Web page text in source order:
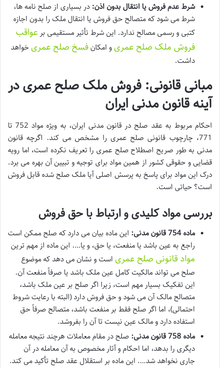
شرط عدم فروش یا انتقال بدون اذن: در بسیاری از صلح نامه ها،
شرط می شود که متصالح حق فروش یا انتقال ملک را بدون اجازه
کتبی و رسمی مصالح ندارد. این شرط تأثیر مستقیمی بر عواقب
فروش ملک صلح عمری و امکانفسخ صلح عمری خواهد
داشت.
مبانی قانونی: فروش ملک صلح عمری در
آینه قانون مدنی ایران
احکام مربوط به عقد صلح در قانون مدنی ایران، به ویژه مواد 752 تا
771، چارچوب قانونی صلح عمری را مشخص می کند. اگرچه قانون
مدنی به طور صریح اصطلاح صلح عمری را تعریف نکرده است، اما رویه
قضایی و حقوقی کشور از همین مواد برای توجیه و تبیین آن بهره می برد.
درک این مواد برای پاسخ به پرسش اصلی آیا ملک صلح شده قابل فروش
است؟ حیاتی است.
بررسی مواد کلیدی و ارتباط با حق فروش
ماده 754 قانون مدنی:
این ماده بیان می دارد که صلح ممکن است
راجع به عین باشد یا منفعت، یا حق، و یا…. این ماده از مهم ترین
مواد قانونی صلح عمری است و نشان می دهد که موضوع
صلح می تواند مالکیت کامل عین ملک باشد یا صرفاً منفعت آن.
این تفکیک بسیار مهم است، زیرا اگر صلح بر عین ملک باشد،
متصالح مالک آن می شود و حق فروش دارد (البته با رعایت شروط
احتمالی)، اما اگر صلح فقط بر منفعت باشد، متصالح صرفاً حق
استفاده دارد و مالک عین نیست تا آن را بفروشد.
ماده 758 قانون مدنی:
صلح در مقام معاملات هرچند نتیجه معامله
دیگری را بدهد، اما احکام و آثار مخصوص به آن معامله در آن
جاری نخواهد شد…. این ماده بر استقلال عقد صلح تأکید می کند.